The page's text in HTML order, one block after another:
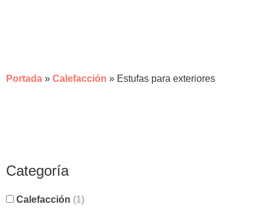
Portada » Calefacción » Estufas para exteriores
Categoría
Calefacción (1)